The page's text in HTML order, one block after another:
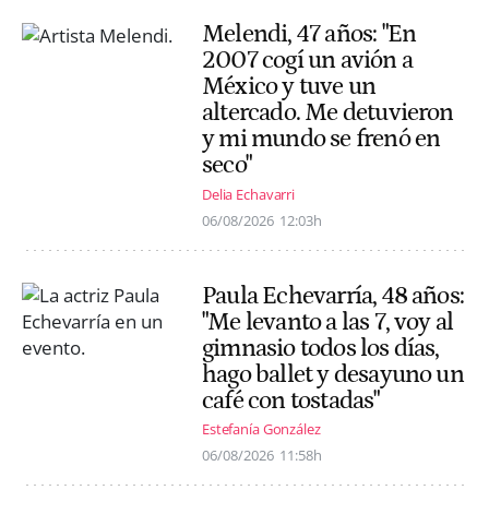
Melendi, 47 años: "En
2007 cogí un avión a
México y tuve un
altercado. Me detuvieron
y mi mundo se frenó en
seco"
Delia Echavarri
06/08/2026 12:03h
Paula Echevarría, 48 años:
"Me levanto a las 7, voy al
gimnasio todos los días,
hago ballet y desayuno un
café con tostadas"
Estefanía González
06/08/2026 11:58h